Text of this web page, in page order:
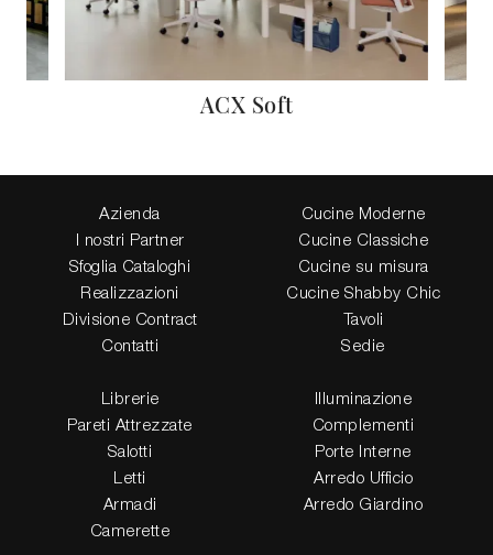
ACX Soft
Azienda
I nostri Partner
Sfoglia Cataloghi
Realizzazioni
Divisione Contract
Contatti
Cucine Moderne
Cucine Classiche
Cucine su misura
Cucine Shabby Chic
Tavoli
Sedie
Librerie
Pareti Attrezzate
Salotti
Letti
Armadi
Camerette
Illuminazione
Complementi
Porte Interne
Arredo Ufficio
Arredo Giardino